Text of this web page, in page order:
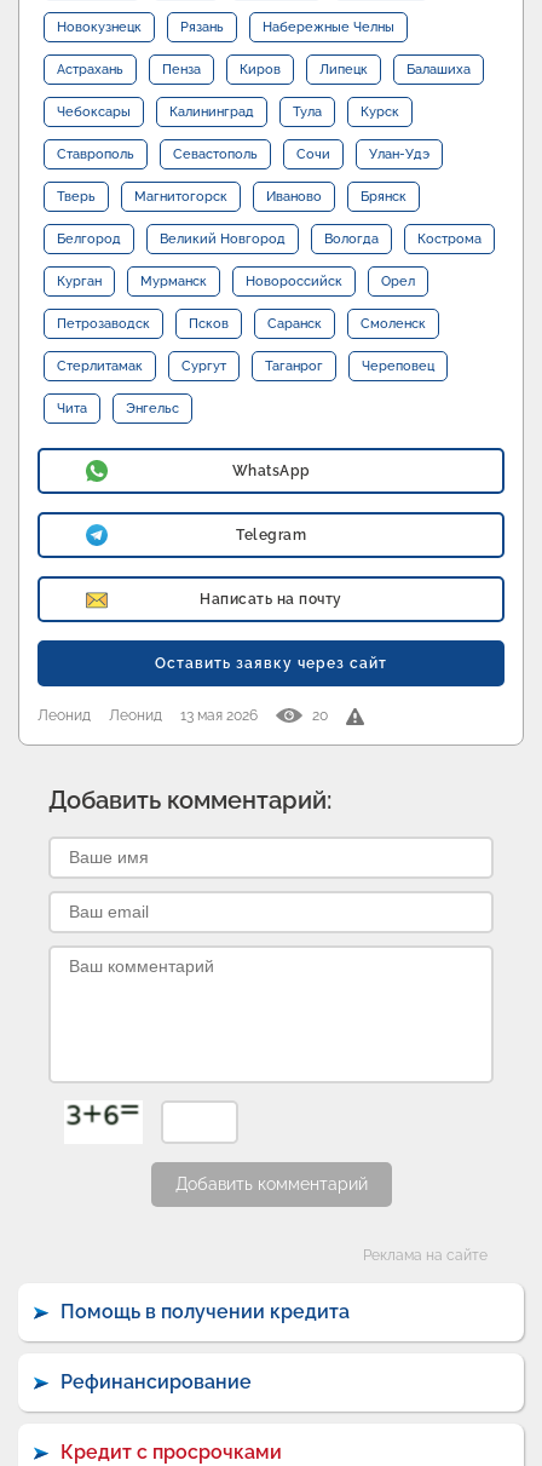
Новокузнецк Рязань Набережные Челны
Астрахань Пенза Киров Липецк Балашиха
Чебоксары Калининград Тула Курск
Ставрополь Севастополь Сочи Улан-Удэ
Тверь Магнитогорск Иваново Брянск
Белгород Великий Новгород Вологда Кострома
Курган Мурманск Новороссийск Орел
Петрозаводск Псков Саранск Смоленск
Стерлитамак Сургут Таганрог Череповец
Чита Энгельс
WhatsApp
Telegram
Написать на почту
Оставить заявку через сайт
Леонид Леонид 13 мая 2026 20
Добавить комментарий:
Добавить комментарий
Реклама на сайте
Помощь в получении кредита
Рефинансирование
Кредит с просрочками